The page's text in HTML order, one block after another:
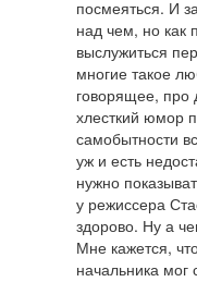
посмеяться. И
над чем, но как
выслужиться
многие такое
говорящее,
хлесткий юмор
самобытности
уж и есть
нужно
у режиссера
здорово. Ну а
Мне кажется,
начальника мог